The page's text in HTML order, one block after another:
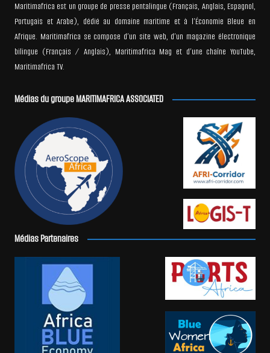
Maritimafrica est un groupe de presse pentalingue (Français, Anglais, Espagnol,
Portugais et Arabe), dédié au domaine maritime et à l’Économie Bleue en
Afrique. Maritimafrica se compose d’un site web, d’un magazine électronique
bilingue (Français / Anglais), Maritimafrica Mag et d’une chaîne YouTube,
Maritimafrica TV.
Médias du groupe MARITIMAFRICA ASSOCIATED
Médias Partenaires